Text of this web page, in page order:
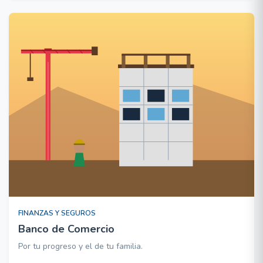
FINANZAS Y SEGUROS
Banco de Comercio
Por tu progreso y el de tu familia.